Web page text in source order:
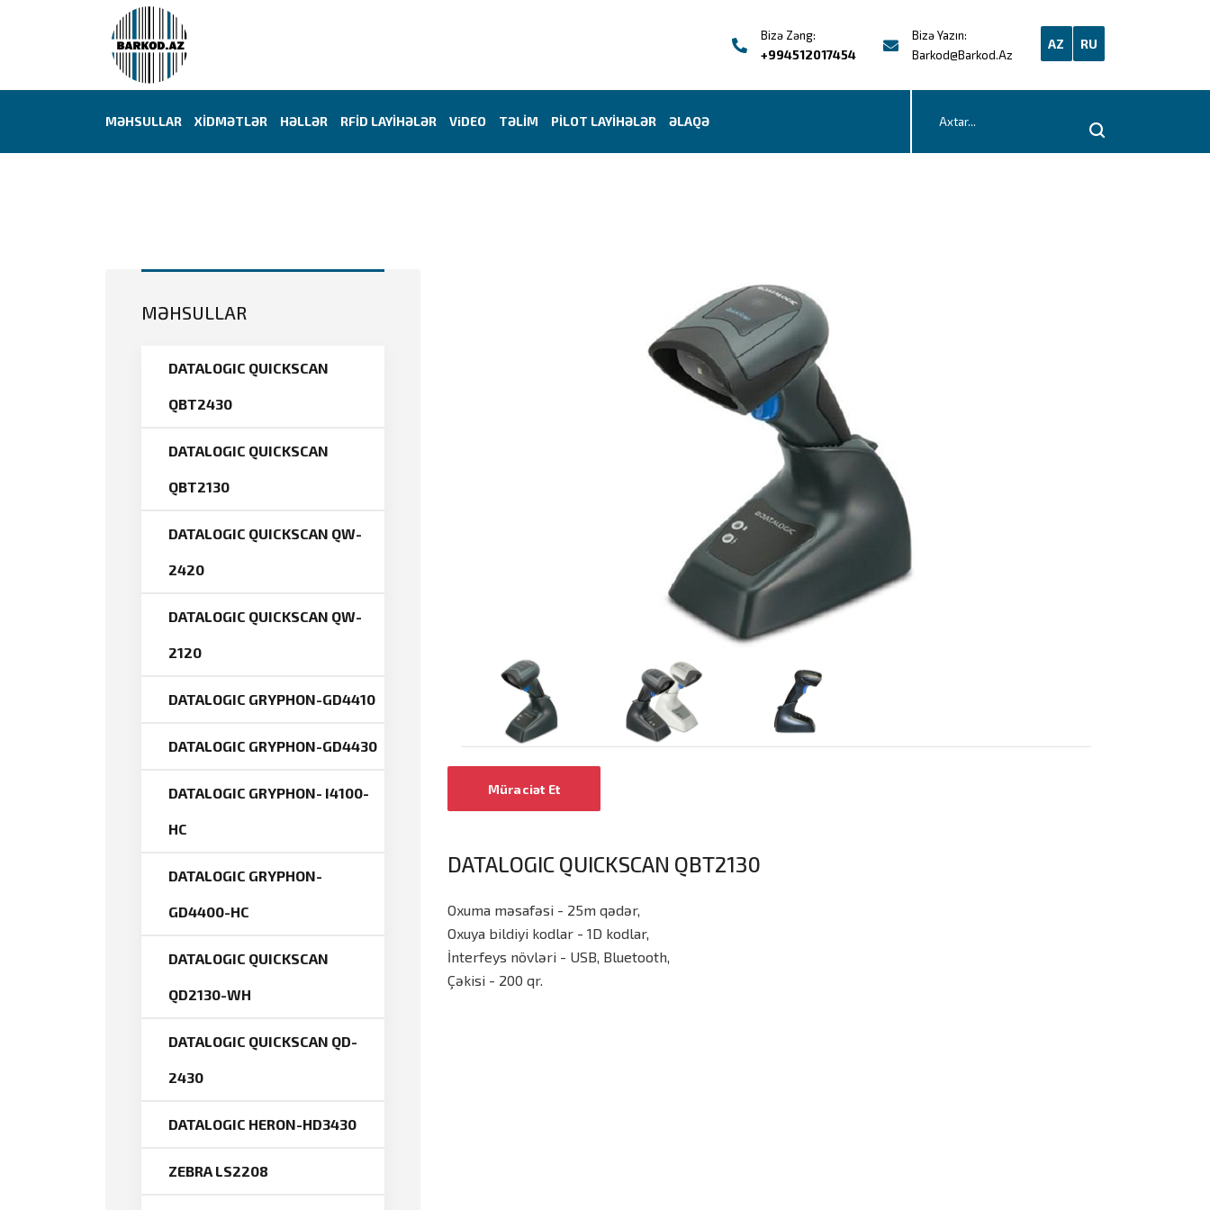
Bizə Zəng:
+994512017454
Bizə Yazın:
Barkod@barkod.az
AZ RU
MƏHSULLAR XİDMƏTLƏR HƏLLƏR RFİD LAYİHƏLƏR ViDEO TƏLİM PİLOT LAYİHƏLƏR ƏLAQƏ
MƏHSULLAR
DATALOGIC QUICKSCAN
QBT2430
DATALOGIC QUICKSCAN
QBT2130
DATALOGIC QUICKSCAN QW-
2420
DATALOGIC QUICKSCAN QW-
2120
DATALOGIC GRYPHON-GD4410
DATALOGIC GRYPHON-GD4430
DATALOGIC GRYPHON- I4100-
HC
DATALOGIC GRYPHON-
GD4400-HC
DATALOGIC QUICKSCAN
QD2130-WH
DATALOGIC QUICKSCAN QD-
2430
DATALOGIC HERON-HD3430
ZEBRA LS2208
Müraciət Et
DATALOGIC QUICKSCAN QBT2130
Oxuma məsafəsi - 25m qədər,
Oxuya bildiyi kodlar - 1D kodlar,
İnterfeys növləri - USB, Bluetooth,
Çəkisi - 200 qr.